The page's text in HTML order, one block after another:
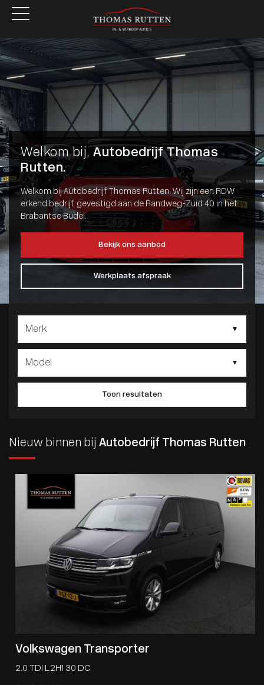
Welkom bij, Autobedrijf Thomas
Rutten.
Welkom bij Autobedrijf Thomas Rutten. Wij zijn een RDW
erkend bedrijf, gevestigd aan de Randweg-Zuid 40 in het
Brabantse Budel.
Bekijk ons aanbod
Werkplaats afspraak
Toon resultaten
Nieuw binnen bij Autobedrijf Thomas Rutten
Volkswagen Transporter
2.0 TDI L2H1 30 DC